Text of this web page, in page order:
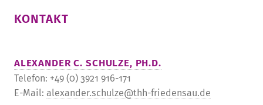
KONTAKT
ALEXANDER C. SCHULZE, PH.D.
Telefon: +49 (0) 3921 916-171
E-Mail: alexander.schulze@thh-friedensau.de